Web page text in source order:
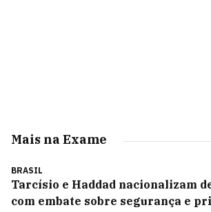
Mais na Exame
BRASIL
Tarcísio e Haddad nacionalizam
com embate sobre segurança e